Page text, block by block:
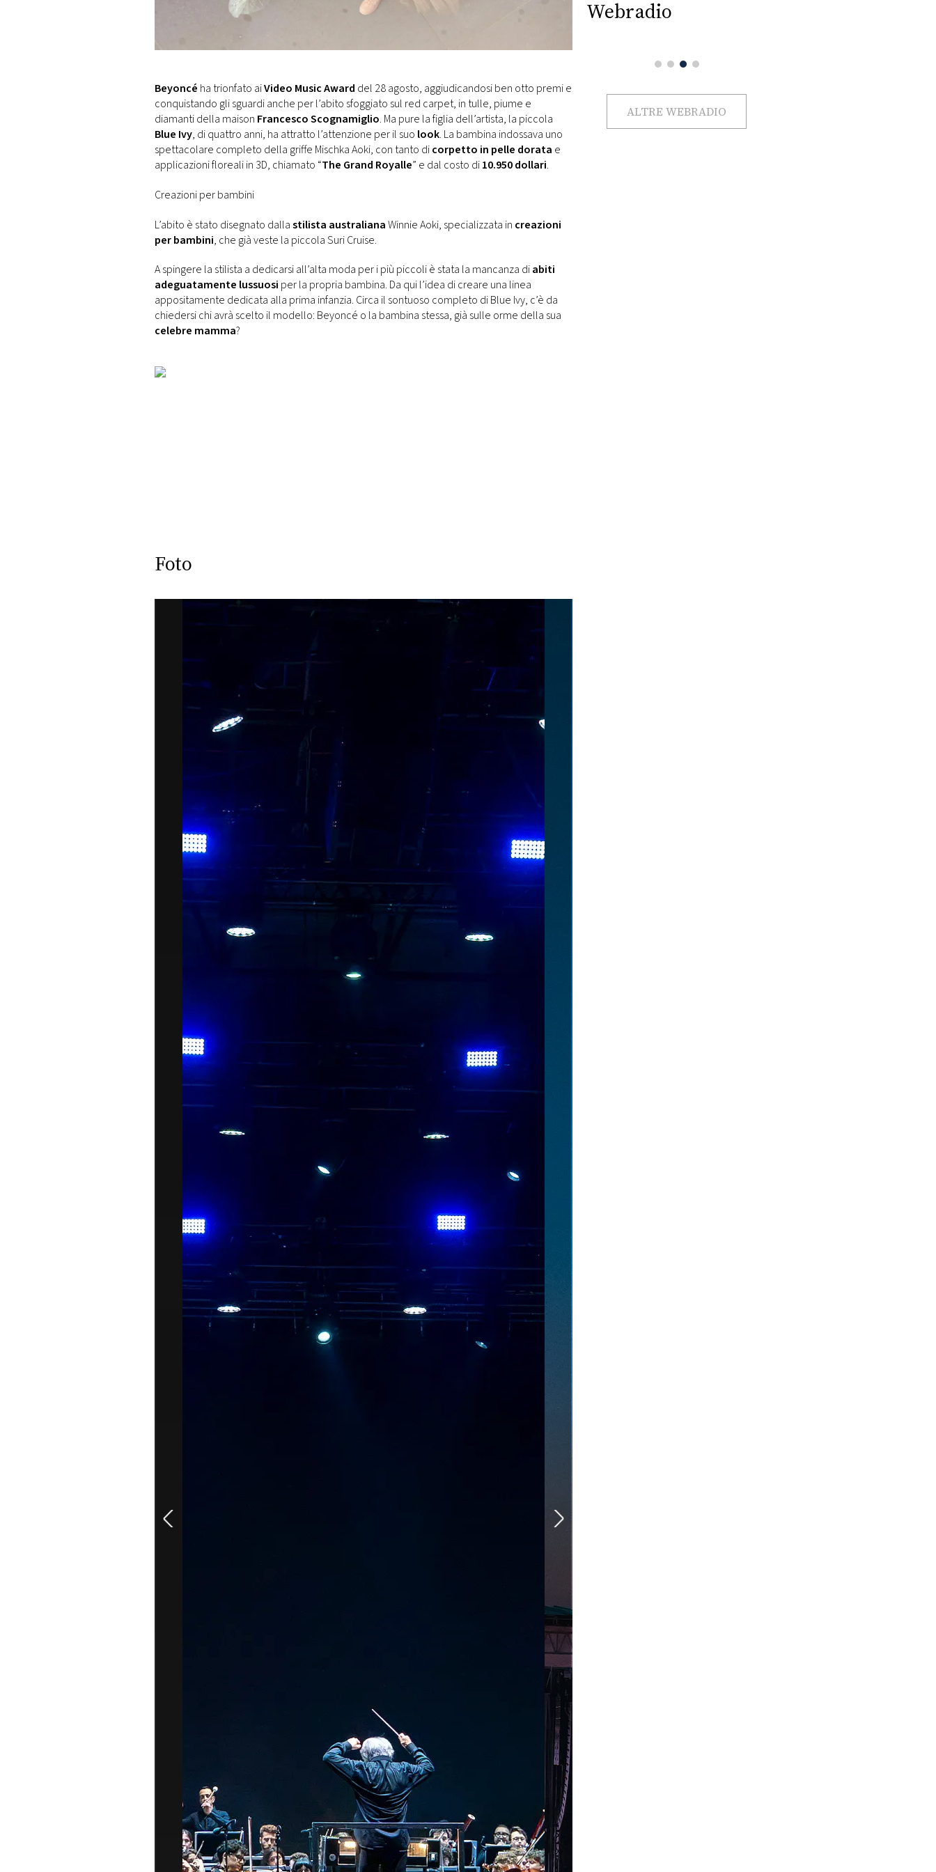
Beyoncé ha trionfato aiVideo Music Award del 28 agosto, aggiudicandosi ben otto premi e
conquistando gli sguardi anche per l’abito sfoggiato sul red carpet, in tulle, piume e
diamanti della maison Francesco Scognamiglio. Ma pure la figlia dell’artista, la piccola
Blue Ivy, di quattro anni, ha attratto l’attenzione per il suo look. La bambina indossava uno
spettacolare completo della griffe Mischka Aoki, con tanto dicorpetto in pelle dorata e
applicazioni floreali in 3D, chiamato “The Grand Royalle” e dal costo di10.950 dollari.
Creazioni per bambini
L’abito è stato disegnato dallastilista australianaWinnie Aoki, specializzata in creazioni
per bambini, che già veste la piccola Suri Cruise.
A spingere la stilista a dedicarsi all’alta moda per i più piccoli è stata la mancanza diabiti
adeguatamente lussuosi per la propria bambina. Da qui l’idea di creare una linea
appositamente dedicata alla prima infanzia. Circa il sontuoso completo di Blue Ivy, c’è da
chiedersi chi avrà scelto il modello: Beyoncé o la bambina stessa, già sulle orme della sua
celebre mamma?
Foto
Webradio
ALTRE WEBRADIO